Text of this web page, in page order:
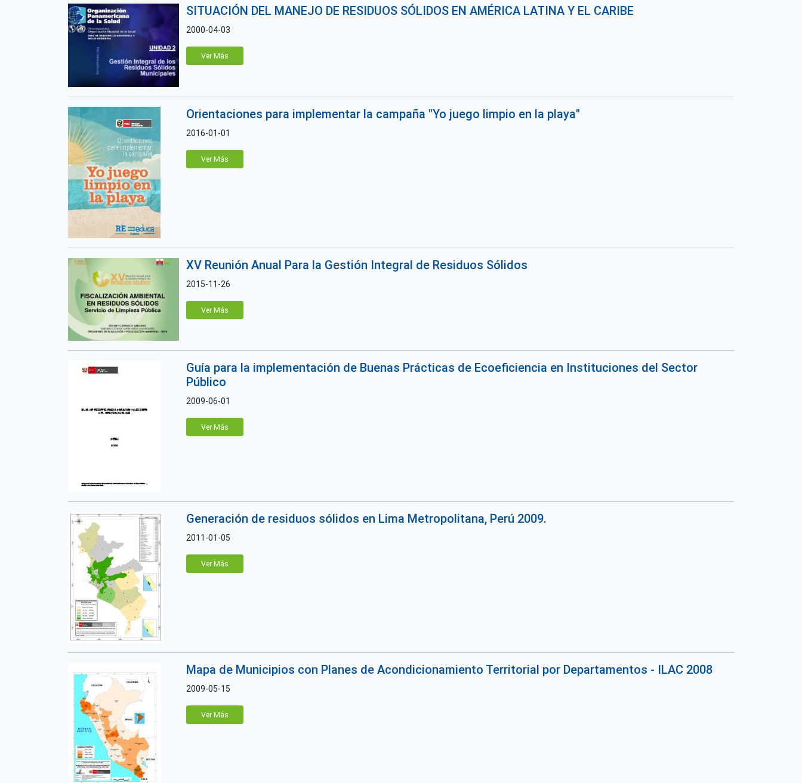
SITUACIÓN DEL MANEJO DE RESIDUOS SÓLIDOS EN AMÉRICA LATINA Y EL CARIBE
2000-04-03
Ver Más
Orientaciones para implementar la campaña "Yo juego limpio en la playa"
2016-01-01
Ver Más
XV Reunión Anual Para la Gestión Integral de Residuos Sólidos
2015-11-26
Ver Más
Guía para la implementación de Buenas Prácticas de Ecoeficiencia en Instituciones del Sector
Público
2009-06-01
Ver Más
Generación de residuos sólidos en Lima Metropolitana, Perú 2009.
2011-01-05
Ver Más
Mapa de Municipios con Planes de Acondicionamiento Territorial por Departamentos - ILAC 2008
2009-05-15
Ver Más